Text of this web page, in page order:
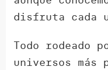
disfruta cada
Todo rodeado
universos más